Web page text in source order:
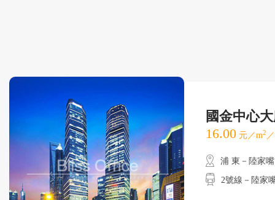
國金中心
16.00 元／m2
浦 東－陸家嘴
2號線－陸家嘴